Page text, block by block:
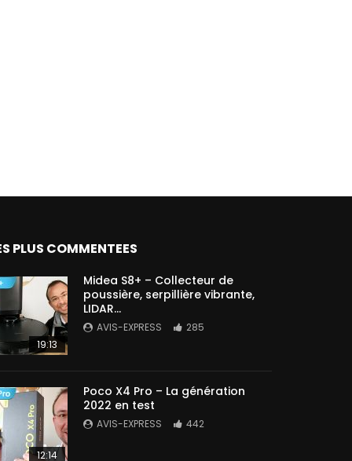
PLUS COMMENTEES
19:13
Midea S8+ – Collecteur de
poussière, serpillière vibrante,
LIDAR…
AVIS-EXPRESS 285
12:14
Poco X4 Pro – La génération
2022 en test
AVIS-EXPRESS 442